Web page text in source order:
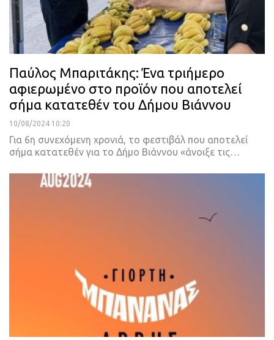
Παύλος Μπαριτάκης: Ένα τριήμερο
αφιερωμένο στο προϊόν που αποτελεί
σήμα κατατεθέν του Δήμου Βιάννου
10/08/2024 10:20
Για 6η συνεχόμενη χρονιά, το φεστιβάλ που αποτελεί
σήμα κατατεθέν για το Δήμο Βιάννου «άνοιξε τις…